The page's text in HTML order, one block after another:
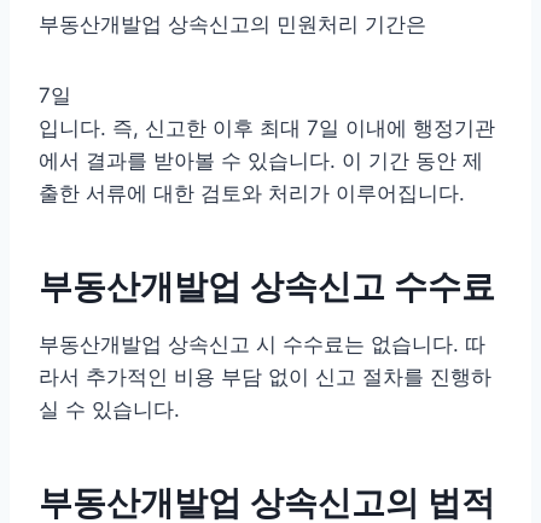
부동산개발업 상속신고의 민원처리 기간은
7일
입니다. 즉, 신고한 이후 최대 7일 이내에 행정기관
에서 결과를 받아볼 수 있습니다. 이 기간 동안 제
출한 서류에 대한 검토와 처리가 이루어집니다.
부동산개발업 상속신고 수수료
부동산개발업 상속신고 시 수수료는 없습니다. 따
라서 추가적인 비용 부담 없이 신고 절차를 진행하
실 수 있습니다.
부동산개발업 상속신고의 법적